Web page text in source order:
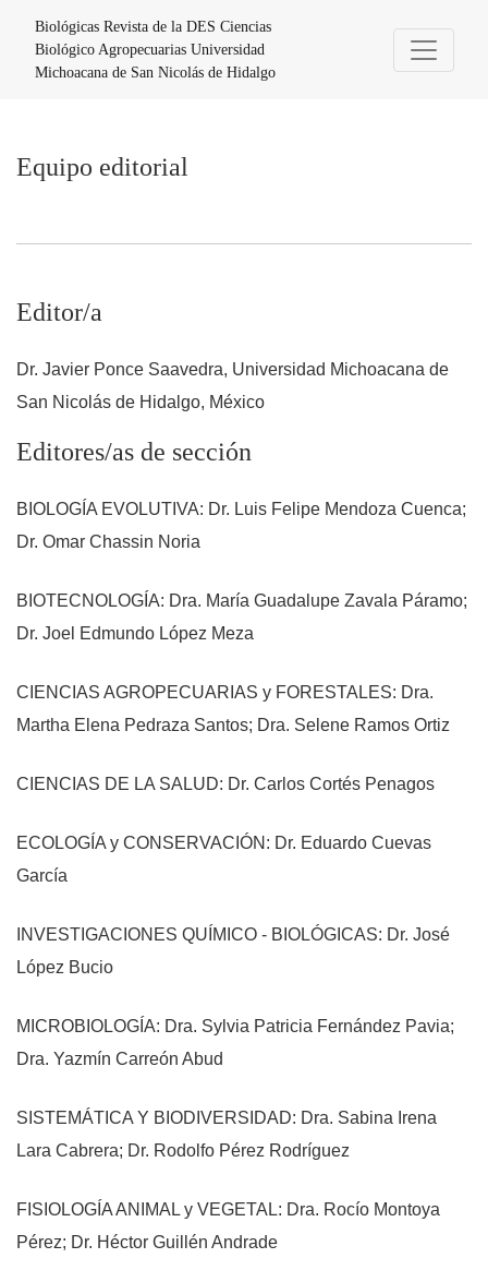
Biológicas Revista de la DES Ciencias
Biológico Agropecuarias Universidad
Michoacana de San Nicolás de Hidalgo
Equipo editorial
Editor/a
Dr. Javier Ponce Saavedra, Universidad Michoacana de
San Nicolás de Hidalgo, México
Editores/as de sección
BIOLOGÍA EVOLUTIVA: Dr. Luis Felipe Mendoza Cuenca;
Dr. Omar Chassin Noria
BIOTECNOLOGÍA: Dra. María Guadalupe Zavala Páramo;
Dr. Joel Edmundo López Meza
CIENCIAS AGROPECUARIAS y FORESTALES: Dra.
Martha Elena Pedraza Santos; Dra. Selene Ramos Ortiz
CIENCIAS DE LA SALUD: Dr. Carlos Cortés Penagos
ECOLOGÍA y CONSERVACIÓN: Dr. Eduardo Cuevas
García
INVESTIGACIONES QUÍMICO - BIOLÓGICAS: Dr. José
López Bucio
MICROBIOLOGÍA: Dra. Sylvia Patricia Fernández Pavia;
Dra. Yazmín Carreón Abud
SISTEMÁTICA Y BIODIVERSIDAD: Dra. Sabina Irena
Lara Cabrera; Dr. Rodolfo Pérez Rodríguez
FISIOLOGÍA ANIMAL y VEGETAL: Dra. Rocío Montoya
Pérez; Dr. Héctor Guillén Andrade